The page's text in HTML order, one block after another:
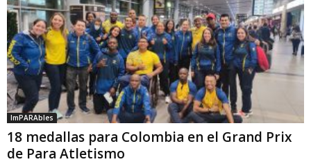
ImPARAbles
18 medallas para Colombia en el Grand Prix
de Para Atletismo